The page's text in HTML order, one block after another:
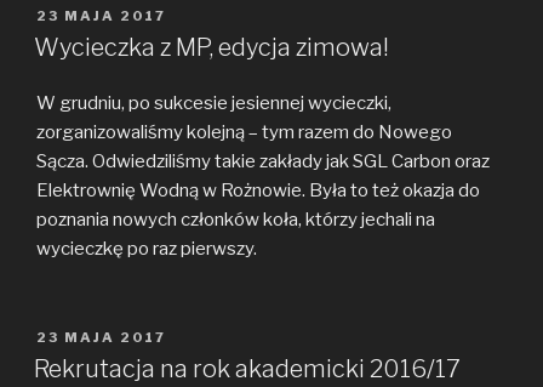
OPUBLIKOWANE
W
23 MAJA 2017
Wycieczka z MP, edycja zimowa!
W grudniu, po sukcesie jesiennej wycieczki,
zorganizowaliśmy kolejną – tym razem do Nowego
Sącza. Odwiedziliśmy takie zakłady jak SGL Carbon oraz
Elektrownię Wodną w Rożnowie. Była to też okazja do
poznania nowych członków koła, którzy jechali na
wycieczkę po raz pierwszy.
OPUBLIKOWANE
W
23 MAJA 2017
Rekrutacja na rok akademicki 2016/17